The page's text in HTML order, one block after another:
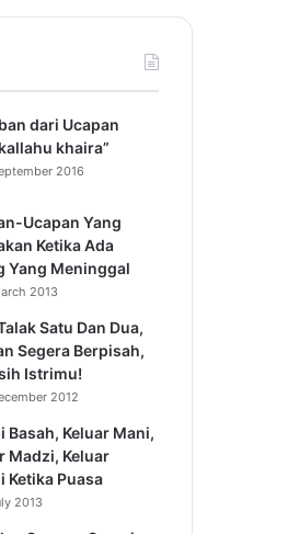
dari Ucapan
khaira”
2016
Ucapan Yang
Ketika Ada
Yang Meninggal
2013
Satu Dan Dua,
Segera Berpisah,
Istrimu!
2012
Basah, Keluar Mani,
Madzi, Keluar
Ketika Puasa
2013